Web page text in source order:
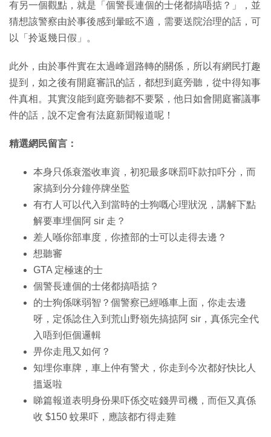
有另一個觀點，就是「個警長連個的士佬都搞唔掂？」，並
猜想該警察由於事後感到暈眩不適，需要送院治理的話，可
以「拎返幾日假」。
此外，由於事件實在太過峰迴路轉的關係，所以有網民打趣
提到，如之後有開庭審訊的話，都想到庭旁聽，從中得知事
件真相。其實沒能到庭旁聽都不要緊，他日如會開庭審議事
件的話，說不定會有法庭新聞報道呢！
精選網民留言：
本身只係衰濫收車資，初犯最多咪罰吓款扣吓分，而
家搞到分分鐘停牌坐監
有冇人可以代入到當時的士狗嘅心理狀況，講解下點
解要車埋個阿 sir 走？
差人喺你部車度，你揸部的士可以走得去邊？
想聽審
GTA 定極速的士
個警長連個的士佬都搞唔掂？
的士狗係咪弱智？個警察已經喺車上面，你走去邊
呀，定係諗住入到荒山野嶺先搞掂阿 sir，真係完全代
入唔到佢個邏輯
畀你走甩又如何？
知埋你車牌，車上仲有警犬，你走到今次都好快比人
搵返啦
睇篇報道表明身份果吓係交咗錢畀司機，而佢又真係
收 $150 蚊果吓，應該都冇得走雞